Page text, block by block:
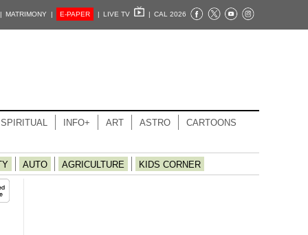
MATRIMONY | E-PAPER | LIVE TV | CAL 2026
SPIRITUAL INFO+ ART ASTRO CARTOONS
AUTO AGRICULTURE KIDS CORNER